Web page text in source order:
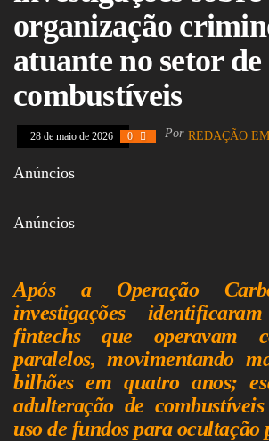
Assembleia
Rio de
Vinhos,
organização
atuante no setor de
combustíveis
28 de maio de 2026 0 Por REDAÇÃO
Anúncios
Anúncios
Após a Operação
investigações
fintechs que operavam
paralelos, movimentando
bilhões em quatro anos;
adulteração de
uso de fundos para